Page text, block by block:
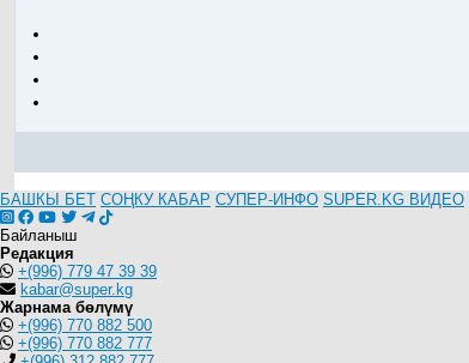
БАШКЫ БЕТ СОҢКУ КАБАР СУПЕР-ИНФО SUPER.KG ВИДЕО
Байланыш
Редакция
+(996) 779 47 39 39
kabar@super.kg
Жарнама бөлүмү
+(996) 770 882 500
+(996) 770 882 777